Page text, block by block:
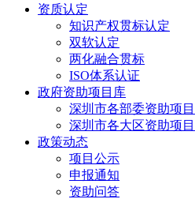
资质认定
知识产权贯标认定
双软认定
两化融合贯标
ISO体系认证
政府资助项目库
深圳市各部委资助项目
深圳市各大区资助项目
政策动态
项目公示
申报通知
资助问答